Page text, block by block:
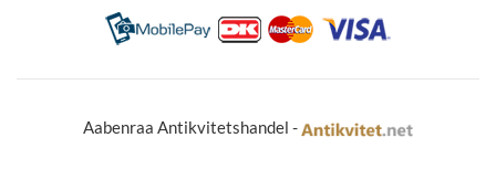
Aabenraa Antikvitetshandel -